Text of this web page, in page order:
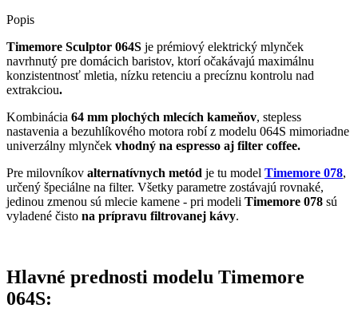
Popis
Timemore Sculptor 064S je prémiový elektrický mlynček
navrhnutý pre domácich baristov, ktorí očakávajú maximálnu
konzistentnosť mletia, nízku retenciu a precíznu kontrolu nad
extrakciou.
Kombinácia 64 mm plochých mlecích kameňov, stepless
nastavenia a bezuhlíkového motora robí z modelu 064S mimoriadne
univerzálny mlynček vhodný na espresso aj filter coffee.
Pre milovníkov alternatívnych metód je tu model Timemore 078,
určený špeciálne na filter. Všetky parametre zostávajú rovnaké,
jedinou zmenou sú mlecie kamene - pri modeli Timemore 078 sú
vyladené čisto na prípravu filtrovanej kávy.
Hlavné prednosti modelu Timemore
064S: